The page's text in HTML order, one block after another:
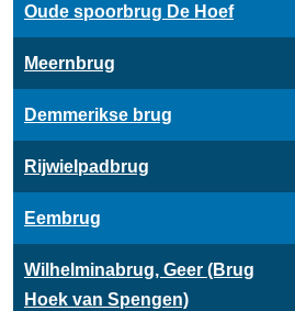
Oude spoorbrug De Hoef
Meernbrug
Demmerikse brug
Rijwielpadbrug
Eembrug
Wilhelminabrug, Geer (Brug
Hoek van Spengen)